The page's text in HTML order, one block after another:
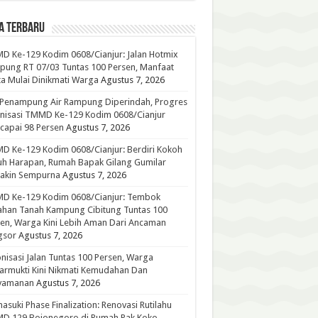
TERBARU
Ke-129 Kodim 0608/Cianjur: Jalan Hotmix
RT 07/03 Tuntas 100 Persen, Manfaat
Mulai Dinikmati Warga Agustus 7, 2026
Air Rampung Diperindah, Progres
TMMD Ke-129 Kodim 0608/Cianjur
98 Persen Agustus 7, 2026
Ke-129 Kodim 0608/Cianjur: Berdiri Kokoh
Harapan, Rumah Bapak Gilang Gumilar
Sempurna Agustus 7, 2026
Ke-129 Kodim 0608/Cianjur: Tembok
Tanah Kampung Cibitung Tuntas 100
Warga Kini Lebih Aman Dari Ancaman
Agustus 7, 2026
Jalan Tuntas 100 Persen, Warga
Kini Nikmati Kemudahan Dan
Agustus 7, 2026
Phase Finalization: Renovasi Rutilahu